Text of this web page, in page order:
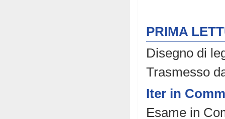
PRIMA
Disegno di
Trasmesso
Iter in
Esame in